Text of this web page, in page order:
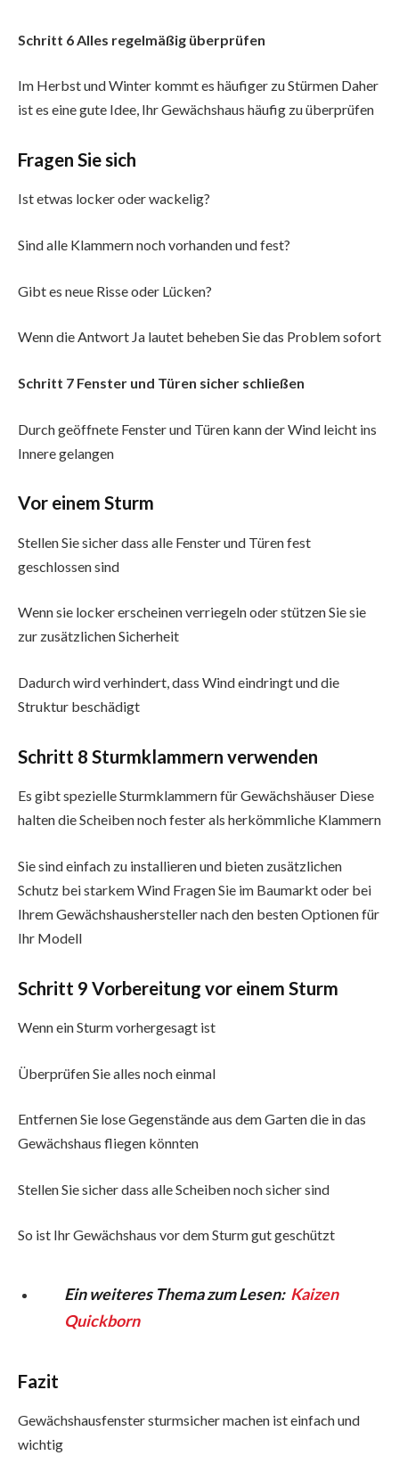
Schritt 6 Alles regelmäßig überprüfen
Im Herbst und Winter kommt es häufiger zu Stürmen Daher
ist es eine gute Idee, Ihr Gewächshaus häufig zu überprüfen
Fragen Sie sich
Ist etwas locker oder wackelig?
Sind alle Klammern noch vorhanden und fest?
Gibt es neue Risse oder Lücken?
Wenn die Antwort Ja lautet beheben Sie das Problem sofort
Schritt 7 Fenster und Türen sicher schließen
Durch geöffnete Fenster und Türen kann der Wind leicht ins
Innere gelangen
Vor einem Sturm
Stellen Sie sicher dass alle Fenster und Türen fest
geschlossen sind
Wenn sie locker erscheinen verriegeln oder stützen Sie sie
zur zusätzlichen Sicherheit
Dadurch wird verhindert, dass Wind eindringt und die
Struktur beschädigt
Schritt 8 Sturmklammern verwenden
Es gibt spezielle Sturmklammern für Gewächshäuser Diese
halten die Scheiben noch fester als herkömmliche Klammern
Sie sind einfach zu installieren und bieten zusätzlichen
Schutz bei starkem Wind Fragen Sie im Baumarkt oder bei
Ihrem Gewächshaushersteller nach den besten Optionen für
Ihr Modell
Schritt 9 Vorbereitung vor einem Sturm
Wenn ein Sturm vorhergesagt ist
Überprüfen Sie alles noch einmal
Entfernen Sie lose Gegenstände aus dem Garten die in das
Gewächshaus fliegen könnten
Stellen Sie sicher dass alle Scheiben noch sicher sind
So ist Ihr Gewächshaus vor dem Sturm gut geschützt
Ein weiteres Thema zum Lesen: Kaizen
Quickborn
Fazit
Gewächshausfenster sturmsicher machen ist einfach und
wichtig